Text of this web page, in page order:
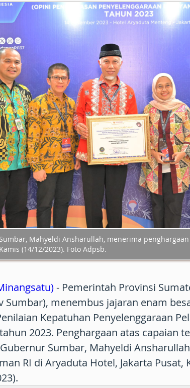
Mahyeldi Ansharullah, menerima
(14/12/2023). Foto Adpsb.
- Pemerintah Provinsi
Sumbar), menembus jajaran enam
Kepatuhan Penyelenggaraan
2023. Penghargaan atas capaian
Sumbar, Mahyeldi
RI di Aryaduta Hotel, Jakarta Pusat,